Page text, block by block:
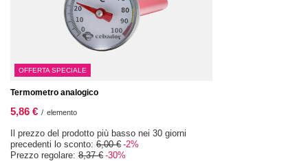
OFFERTA SPECIALE
Termometro analogico
5,86 € / elemento
Il prezzo del prodotto più basso nei 30 giorni
precedenti lo sconto: 6,00 € -2%
Prezzo regolare: 8,37 € -30%